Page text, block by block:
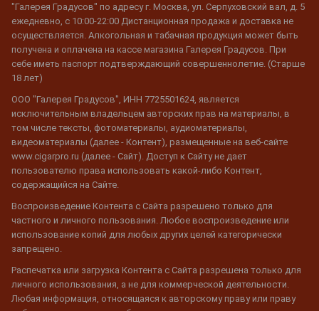
"Галерея Градусов" по адресу г. Москва, ул. Серпуховский вал, д. 5
ежедневно, с 10:00-22:00 Дистанционная продажа и доставка не
осуществляется. Алкогольная и табачная продукция может быть
получена и оплачена на кассе магазина Галерея Градусов. При
себе иметь паспорт подтверждающий совершеннолетие. (Старше
18 лет)
ООО "Галерея Градусов", ИНН 7725501624, является
исключительным владельцем авторских прав на материалы, в
том числе тексты, фотоматериалы, аудиоматериалы,
видеоматериалы (далее - Контент), размещенные на веб-сайте
www.cigarpro.ru (далее - Сайт). Доступ к Сайту не дает
пользователю права использовать какой-либо Контент,
содержащийся на Сайте.
Воспроизведение Контента с Сайта разрешено только для
частного и личного пользования. Любое воспроизведение или
использование копий для любых других целей категорически
запрещено.
Распечатка или загрузка Контента с Сайта разрешена только для
личного использования, а не для коммерческой деятельности.
Любая информация, относящаяся к авторскому праву или праву